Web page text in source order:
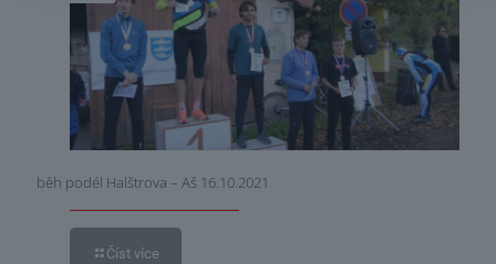
běh podél Halštrova – Aš 16.10.2021
Číst více